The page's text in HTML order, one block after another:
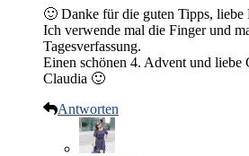
🙂 Danke für die guten Tipps, liebe
Ich verwende mal die Finger und
Tagesverfassung.
Einen schönen 4. Advent und liebe
Claudia 🙂
Antworten